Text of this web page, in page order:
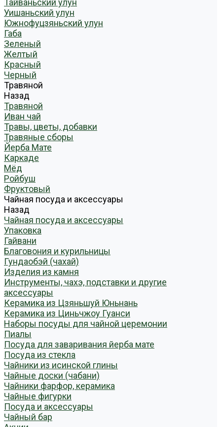
Тайваньский улун
Уишаньский улун
Южнофуцзяньский улун
Габа
Зеленый
Желтый
Красный
Черный
Травяной
Назад
Травяной
Иван чай
Травы, цветы, добавки
Травяные сборы
Йерба Мате
Каркаде
Мёд
Ройбуш
Фруктовый
Чайная посуда и аксессуары
Назад
Чайная посуда и аксессуары
Упаковка
Гайвани
Благовония и курильницы
Гундаобэй (чахай)
Изделия из камня
Инструменты, чахэ, подставки и другие
аксессуары
Керамика из Цзяньшуй Юньнань
Керамика из Циньчжоу Гуанси
Наборы посуды для чайной церемонии
Пиалы
Посуда для заваривания йерба мате
Посуда из стекла
Чайники из исинской глины
Чайные доски (чабани)
Чайники фарфор, керамика
Чайные фигурки
Посуда и аксессуары
Чайный бар